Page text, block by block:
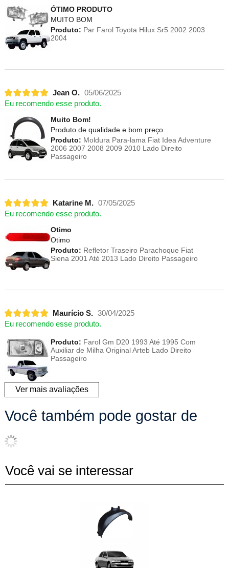
ÓTIMO PRODUTO
MUITO BOM
Produto: Par Farol Toyota Hilux Sr5 2002 2003
2004
Jean O. 05/06/2025
Eu recomendo esse produto.
Muito Bom!
Produto de qualidade e bom preço.
Produto: Moldura Para-lama Fiat Idea Adventure
2006 2007 2008 2009 2010 Lado Direito
Passageiro
Katarine M. 07/05/2025
Eu recomendo esse produto.
Otimo
Otimo
Produto: Refletor Traseiro Parachoque Fiat
Siena 2001 Até 2013 Lado Direito Passageiro
Maurício S. 30/04/2025
Eu recomendo esse produto.
Produto: Farol Gm D20 1993 Até 1995 Com
Auxiliar de Milha Original Arteb Lado Direito
Passageiro
Ver mais avaliações
Você também pode gostar de
Você vai se interessar